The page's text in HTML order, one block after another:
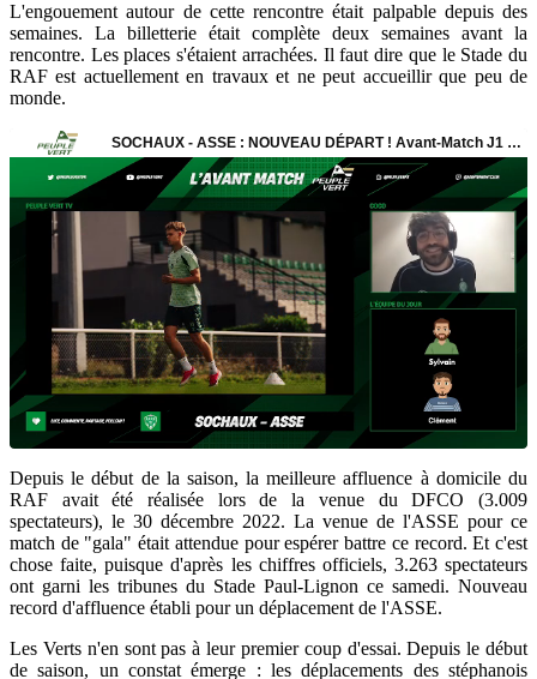
L'engouement autour de cette rencontre était palpable depuis des
semaines. La billetterie était complète deux semaines avant la
rencontre. Les places s'étaient arrachées. Il faut dire que le Stade du
RAF est actuellement en travaux et ne peut accueillir que peu de
monde.
Depuis le début de la saison, la meilleure affluence à domicile du
RAF avait été réalisée lors de la venue du DFCO (3.009
spectateurs), le 30 décembre 2022. La venue de l'ASSE pour ce
match de "gala" était attendue pour espérer battre ce record. Et c'est
chose faite, puisque d'après les chiffres officiels, 3.263 spectateurs
ont garni les tribunes du Stade Paul-Lignon ce samedi. Nouveau
record d'affluence établi pour un déplacement de l'ASSE.
Les Verts n'en sont pas à leur premier coup d'essai. Depuis le début
de saison, un constat émerge : les déplacements des stéphanois